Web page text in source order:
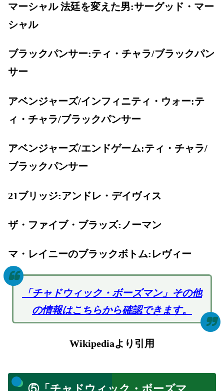
マーシャル 法廷を変えた男:サーグッド・マー
シャル
ブラックパンサー:ティ・チャラ/ブラックパン
サー
アベンジャーズ/インフィニティ・ウォー:テ
ィ・チャラ/ブラックパンサー
アベンジャーズ/エンドゲーム:ティ・チャラ/
ブラックパンサー
21ブリッジ:アンドレ・デイヴィス
ザ・ファイブ・ブラッズ:ノーマン
マ・レイニーのブラックボトム:レヴィー
「チャドウィック・ボーズマン」その他
の情報はこちらから確認できます。
Wikipediaより引用